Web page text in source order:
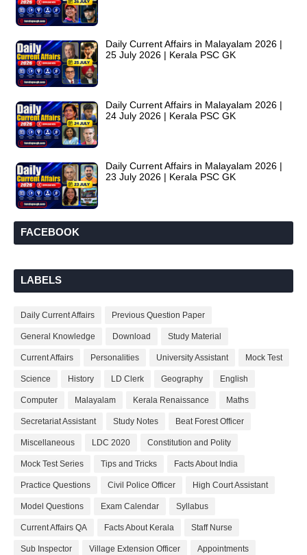
Daily Current Affairs in Malayalam 2026 |
25 July 2026 | Kerala PSC GK
Daily Current Affairs in Malayalam 2026 |
24 July 2026 | Kerala PSC GK
Daily Current Affairs in Malayalam 2026 |
23 July 2026 | Kerala PSC GK
FACEBOOK
LABELS
Daily Current Affairs Previous Question Paper
General Knowledge Download Study Material
Current Affairs Personalities University Assistant Mock Test
Science History LD Clerk Geography English
Computer Malayalam Kerala Renaissance Maths
Secretariat Assistant Study Notes Beat Forest Officer
Miscellaneous LDC 2020 Constitution and Polity
Mock Test Series Tips and Tricks Facts About India
Practice Questions Civil Police Officer High Court Assistant
Model Questions Exam Calendar Syllabus
Current Affairs QA Facts About Kerala Staff Nurse
Sub Inspector Village Extension Officer Appointments